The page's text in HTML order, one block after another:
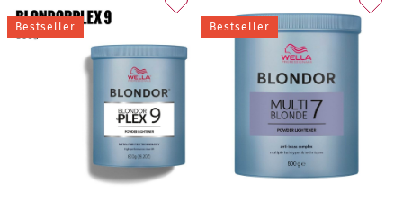
Bestseller Bestseller